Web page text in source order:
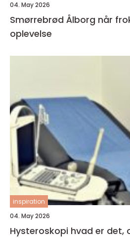
04. May 2026
Smørrebrød Ålborg når frokost bliver en
oplevelse
inspiration
04. May 2026
Hysteroskopi hvad er det, og hvornår giver